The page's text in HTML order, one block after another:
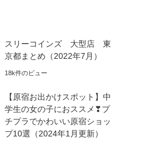
スリーコインズ 大型店 東
京都まとめ（2022年7月）
18k件のビュー
【原宿お出かけスポット】中
学生の女の子におススメ❣プ
チプラでかわいい原宿ショッ
プ10選（2024年1月更新）